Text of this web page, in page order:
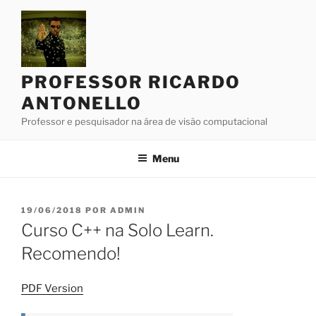
Pular
conteúdo
PROFESSOR RICARDO
ANTONELLO
Professor e pesquisador na área de visão computacional
Menu
PUBLICADO
EM
19/06/2018 POR ADMIN
Curso C++ na Solo Learn.
Recomendo!
PDF Version